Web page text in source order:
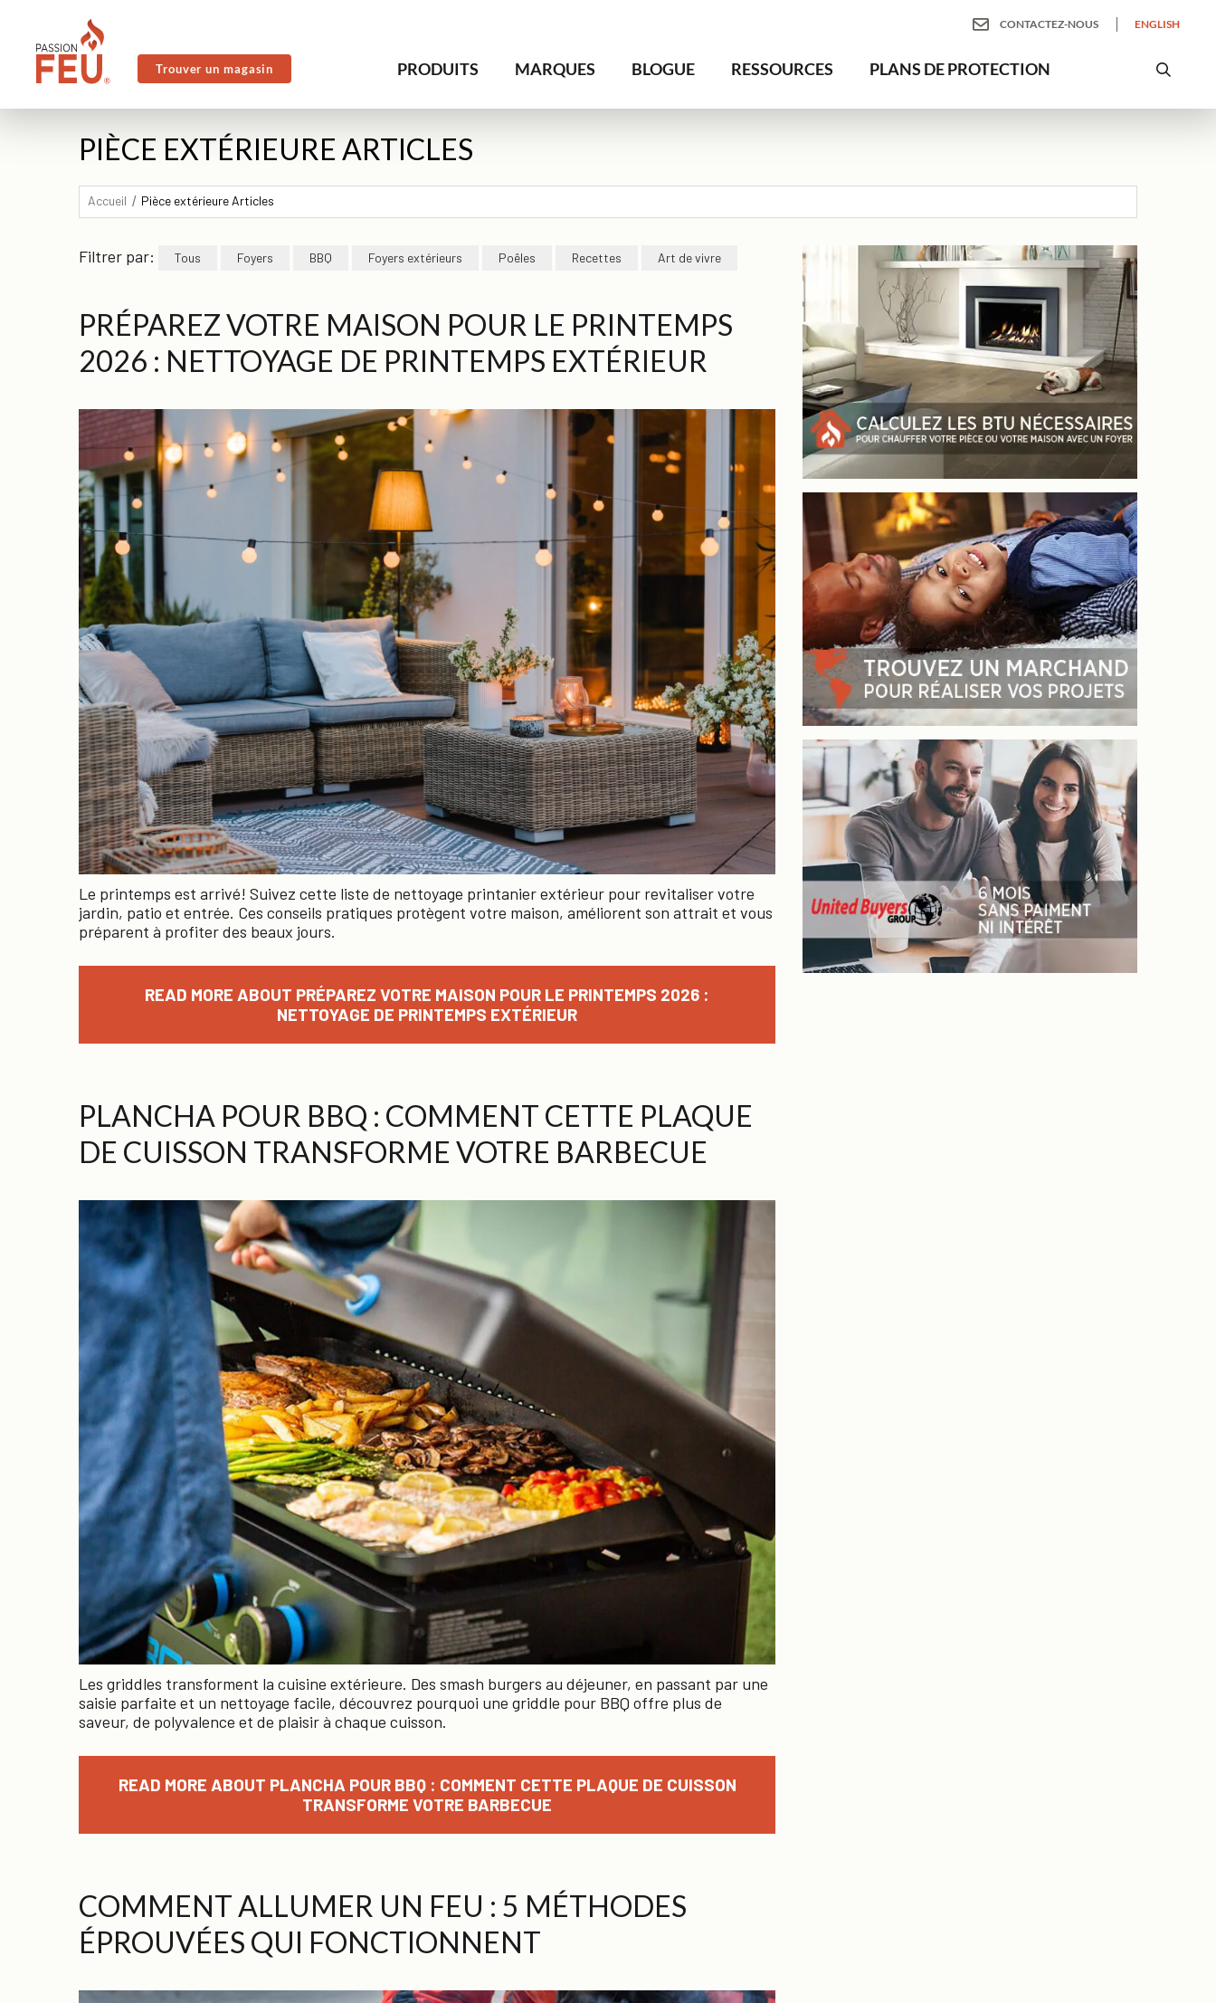
CONTACTEZ-NOUS ENGLISH
Trouver un magasin PRODUITS MARQUES BLOGUE RESSOURCES PLANS DE PROTECTION
PIÈCE EXTÉRIEURE ARTICLES
Accueil Pièce extérieure Articles
Filtrer par: Tous Foyers BBQ Foyers extérieurs Poêles Recettes Art de vivre
PRÉPAREZ VOTRE MAISON POUR LE PRINTEMPS
2026 : NETTOYAGE DE PRINTEMPS EXTÉRIEUR
Le printemps est arrivé! Suivez cette liste de nettoyage printanier extérieur pour revitaliser votre
jardin, patio et entrée. Ces conseils pratiques protègent votre maison, améliorent son attrait et vous
préparent à profiter des beaux jours.
READ MORE ABOUT PRÉPAREZ VOTRE MAISON POUR LE PRINTEMPS 2026 :
NETTOYAGE DE PRINTEMPS EXTÉRIEUR
PLANCHA POUR BBQ : COMMENT CETTE PLAQUE
DE CUISSON TRANSFORME VOTRE BARBECUE
Les griddles transforment la cuisine extérieure. Des smash burgers au déjeuner, en passant par une
saisie parfaite et un nettoyage facile, découvrez pourquoi une griddle pour BBQ offre plus de
saveur, de polyvalence et de plaisir à chaque cuisson.
READ MORE ABOUT PLANCHA POUR BBQ : COMMENT CETTE PLAQUE DE CUISSON
TRANSFORME VOTRE BARBECUE
COMMENT ALLUMER UN FEU : 5 MÉTHODES
ÉPROUVÉES QUI FONCTIONNENT